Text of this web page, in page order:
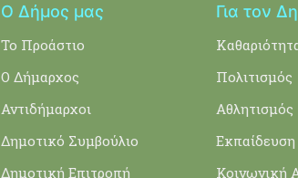
Ο Δήμος μας
Το Προάστιο
Ο Δήμαρχος
Αντιδήμαρχοι
Δημοτικό Συμβούλιο
Δημοτική Επιτροπή
Για τον
Πολιτισμός
Αθλητισμός
Εκπαίδευση
Κοινωνική